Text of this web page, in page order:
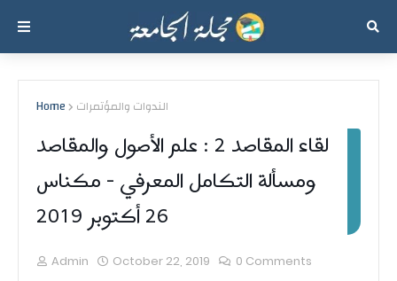
Home الندوات والمؤتمرات
لقاء المقاصد 2 : علم الأصول والمقاصد
ومسألة التكامل المعرفي - مكناس
26 أكتوبر 2019
Admin October 22, 2019 0 Comments